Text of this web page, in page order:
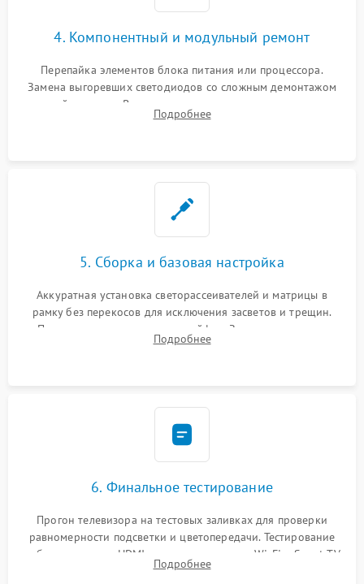
4. Компонентный и модульный ремонт
Перепайка элементов блока питания или процессора.
Замена выгоревших светодиодов со сложным демонтажом
хрупкой матрицы. Восстановление поврежденных дорожек,
прошивка микросхем памяти EEPROM
Подробнее
5. Сборка и базовая настройка
Аккуратная установка светорассеивателей и матрицы в
рамку без перекосов для исключения засветов и трещин.
Подключение внутренних шлейфов. Закрытие корпуса.
Сброс настроек и обновление программного обеспечения.
Подробнее
6. Финальное тестирование
Прогон телевизора на тестовых заливках для проверки
равномерности подсветки и цветопередачи. Тестирование
работы разъемов HDMI, динамиков, модуля Wi-Fi и Smart TV
в рабочем режиме в течение нескольких часов.
Подробнее